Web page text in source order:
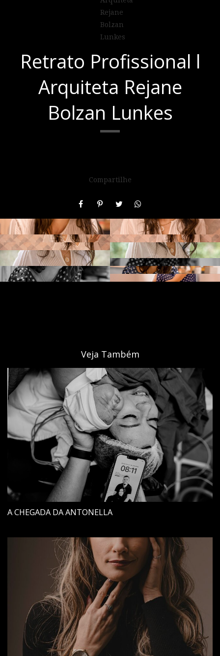
Retrato Profissional l
Arquiteta Rejane
Bolzan Lunkes
Compartilhe
Veja Também
A CHEGADA DA ANTONELLA